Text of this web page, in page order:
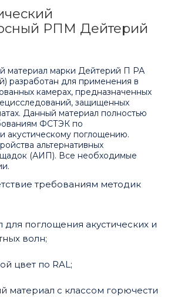
РПМ Дейтерий
материал марки Дейтерий П РА
разработан для применения в
камерах, предназначенных
защищенных
Данный материал полностью
ФСТЭК по
акустическому поглощению.
альтернативных
(АИП). Все необходимые
требованиям методик
для поглощения акустических и
волн;
цвет по RAL;
материал с классом горючести